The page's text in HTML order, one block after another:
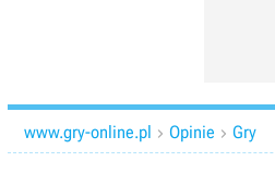
www.gry-online.pl  Opinie  Gry